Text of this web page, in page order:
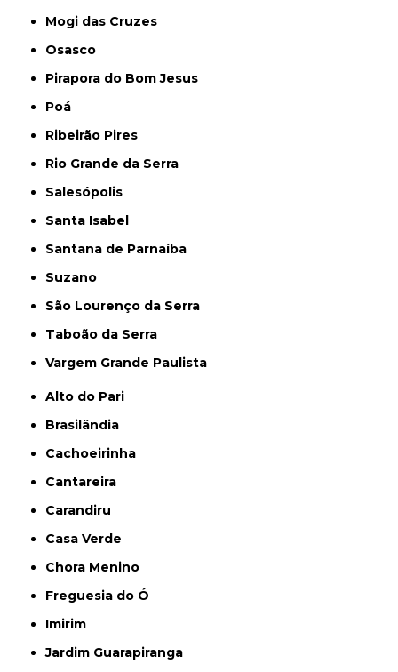
Mogi das Cruzes
Osasco
Pirapora do Bom Jesus
Poá
Ribeirão Pires
Rio Grande da Serra
Salesópolis
Santa Isabel
Santana de Parnaíba
Suzano
São Lourenço da Serra
Taboão da Serra
Vargem Grande Paulista
Alto do Pari
Brasilândia
Cachoeirinha
Cantareira
Carandiru
Casa Verde
Chora Menino
Freguesia do Ó
Imirim
Jardim Guarapiranga